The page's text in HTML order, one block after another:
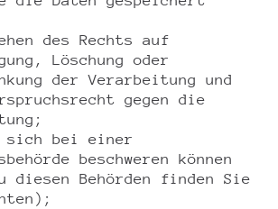
des Rechts auf
Löschung oder
der Verarbeitung und
gegen die
sich bei einer
beschweren können
diesen Behörden finden Sie